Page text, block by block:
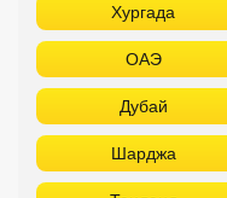
Хургада
ОАЭ
Дубай
Шарджа